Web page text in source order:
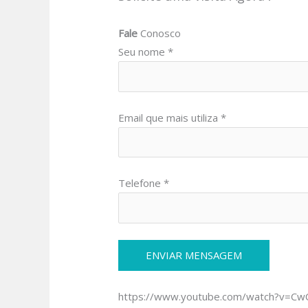
Fale Conosco
Seu nome *
Email que mais utiliza *
Telefone *
https://www.youtube.com/